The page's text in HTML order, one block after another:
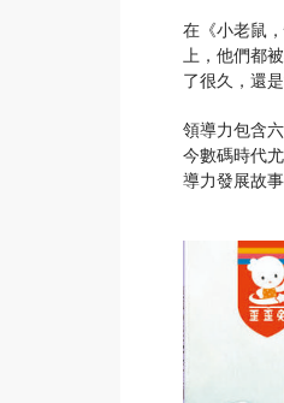
在《小老鼠
上，他們都
了很久，還
領導力包含
今數碼時代
導力發展故